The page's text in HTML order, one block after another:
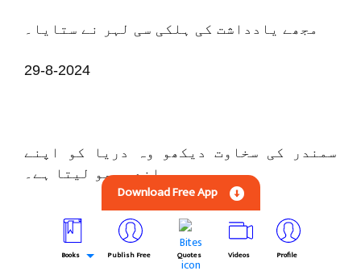
مجھے یادداشت کی ہلکی سی لہر نے ستایا۔
29-8-2024
سمندر کی سخاوت دیکھو وہ دریا کو اپنے
اندر سمو لیتا ہے۔
ہمیں جو کچھ ملتا ہے، جس طرح بھی ملتا ہے،
ہم اسے اپنے اندر بسا لیتے ہیں۔
Download Free App
Books Publish Free Quotes Videos Profile